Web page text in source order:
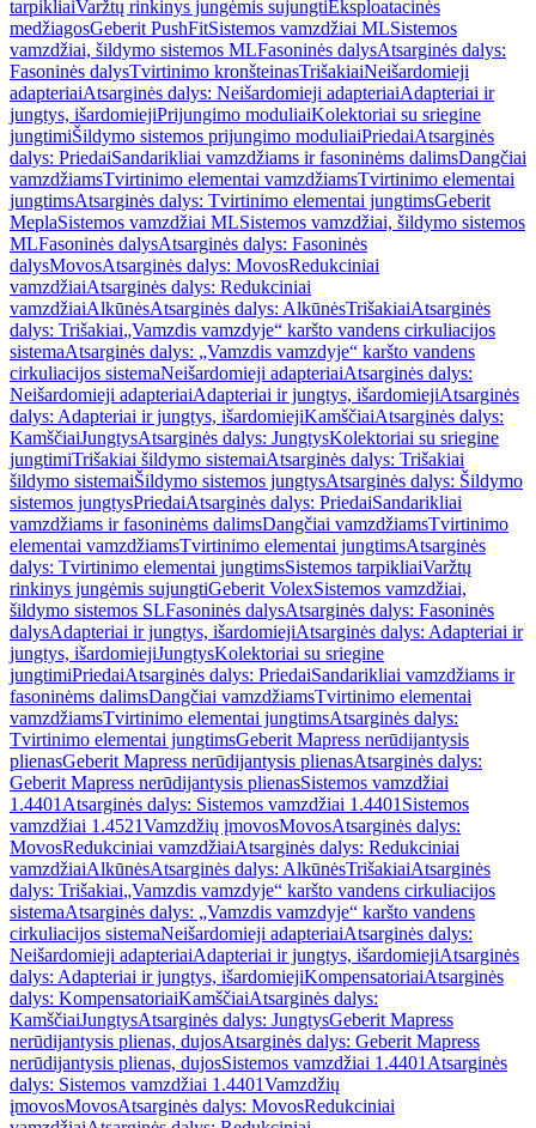
tarpikliaiVaržtų rinkinys jungėmis sujungtiEksploatacinės
medžiagosGeberit PushFitSistemos vamzdžiai MLSistemos
vamzdžiai, šildymo sistemos MLFasoninės dalysAtsarginės dalys:
Fasoninės dalysTvirtinimo kronšteinasTrišakiaiNeišardomieji
adapteriaiAtsarginės dalys: Neišardomieji adapteriaiAdapteriai ir
jungtys, išardomiejiPrijungimo moduliaiKolektoriai su sriegine
jungtimiŠildymo sistemos prijungimo moduliaiPriedaiAtsarginės
dalys: PriedaiSandarikliai vamzdžiams ir fasoninėms dalimsDangčiai
vamzdžiamsTvirtinimo elementai vamzdžiamsTvirtinimo elementai
jungtimsAtsarginės dalys: Tvirtinimo elementai jungtimsGeberit
MeplaSistemos vamzdžiai MLSistemos vamzdžiai, šildymo sistemos
MLFasoninės dalysAtsarginės dalys: Fasoninės
dalysMovosAtsarginės dalys: MovosRedukciniai
vamzdžiaiAtsarginės dalys: Redukciniai
vamzdžiaiAlkūnėsAtsarginės dalys: AlkūnėsTrišakiaiAtsarginės
dalys: Trišakiai„Vamzdis vamzdyje“ karšto vandens cirkuliacijos
sistemaAtsarginės dalys: „Vamzdis vamzdyje“ karšto vandens
cirkuliacijos sistemaNeišardomieji adapteriaiAtsarginės dalys:
Neišardomieji adapteriaiAdapteriai ir jungtys, išardomiejiAtsarginės
dalys: Adapteriai ir jungtys, išardomiejiKamščiaiAtsarginės dalys:
KamščiaiJungtysAtsarginės dalys: JungtysKolektoriai su sriegine
jungtimiTrišakiai šildymo sistemaiAtsarginės dalys: Trišakiai
šildymo sistemaiŠildymo sistemos jungtysAtsarginės dalys: Šildymo
sistemos jungtysPriedaiAtsarginės dalys: PriedaiSandarikliai
vamzdžiams ir fasoninėms dalimsDangčiai vamzdžiamsTvirtinimo
elementai vamzdžiamsTvirtinimo elementai jungtimsAtsarginės
dalys: Tvirtinimo elementai jungtimsSistemos tarpikliaiVaržtų
rinkinys jungėmis sujungtiGeberit VolexSistemos vamzdžiai,
šildymo sistemos SLFasoninės dalysAtsarginės dalys: Fasoninės
dalysAdapteriai ir jungtys, išardomiejiAtsarginės dalys: Adapteriai ir
jungtys, išardomiejiJungtysKolektoriai su sriegine
jungtimiPriedaiAtsarginės dalys: PriedaiSandarikliai vamzdžiams ir
fasoninėms dalimsDangčiai vamzdžiamsTvirtinimo elementai
vamzdžiamsTvirtinimo elementai jungtimsAtsarginės dalys:
Tvirtinimo elementai jungtimsGeberit Mapress nerūdijantysis
plienasGeberit Mapress nerūdijantysis plienasAtsarginės dalys:
Geberit Mapress nerūdijantysis plienasSistemos vamzdžiai
1.4401 Atsarginės dalys: Sistemos vamzdžiai 1.4401 Sistemos
vamzdžiai 1.4521Vamzdžių įmovosMovosAtsarginės dalys:
MovosRedukciniai vamzdžiaiAtsarginės dalys: Redukciniai
vamzdžiaiAlkūnėsAtsarginės dalys: AlkūnėsTrišakiaiAtsarginės
dalys: Trišakiai„Vamzdis vamzdyje“ karšto vandens cirkuliacijos
sistemaAtsarginės dalys: „Vamzdis vamzdyje“ karšto vandens
cirkuliacijos sistemaNeišardomieji adapteriaiAtsarginės dalys:
Neišardomieji adapteriaiAdapteriai ir jungtys, išardomiejiAtsarginės
dalys: Adapteriai ir jungtys, išardomiejiKompensatoriaiAtsarginės
dalys: KompensatoriaiKamščiaiAtsarginės dalys:
KamščiaiJungtysAtsarginės dalys: JungtysGeberit Mapress
nerūdijantysis plienas, dujosAtsarginės dalys: Geberit Mapress
nerūdijantysis plienas, dujosSistemos vamzdžiai 1.4401 Atsarginės
dalys: Sistemos vamzdžiai 1.4401Vamzdžių
įmovosMovosAtsarginės dalys: MovosRedukciniai